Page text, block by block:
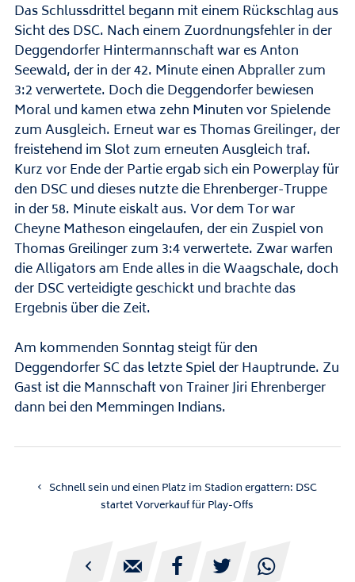
Das Schlussdrittel begann mit einem Rückschlag aus
Sicht des DSC. Nach einem Zuordnungsfehler in der
Deggendorfer Hintermannschaft war es Anton
Seewald, der in der 42. Minute einen Abpraller zum
3:2 verwertete. Doch die Deggendorfer bewiesen
Moral und kamen etwa zehn Minuten vor Spielende
zum Ausgleich. Erneut war es Thomas Greilinger, der
freistehend im Slot zum erneuten Ausgleich traf.
Kurz vor Ende der Partie ergab sich ein Powerplay für
den DSC und dieses nutzte die Ehrenberger-Truppe
in der 58. Minute eiskalt aus. Vor dem Tor war
Cheyne Matheson eingelaufen, der ein Zuspiel von
Thomas Greilinger zum 3:4 verwertete. Zwar warfen
die Alligators am Ende alles in die Waagschale, doch
der DSC verteidigte geschickt und brachte das
Ergebnis über die Zeit.
Am kommenden Sonntag steigt für den
Deggendorfer SC das letzte Spiel der Hauptrunde. Zu
Gast ist die Mannschaft von Trainer Jiri Ehrenberger
dann bei den Memmingen Indians.
Schnell sein und einen Platz im Stadion ergattern: DSC
startet Vorverkauf für Play-Offs
    